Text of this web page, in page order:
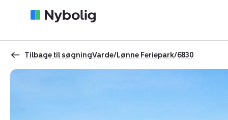
Tilbage til søgningVarde/Lønne Feriepark/6830